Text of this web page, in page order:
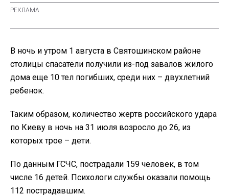
В ночь и утром 1 августа в Святошинском районе
столицы спасатели получили из-под завалов жилого
дома еще 10 тел погибших, среди них – двухлетний
ребенок.
Таким образом, количество жертв российского удара
по Киеву в ночь на 31 июля возросло до 26, из
которых трое – дети.
По данным ГСЧС, пострадали 159 человек, в том
числе 16 детей. Психологи службы оказали помощь
112 пострадавшим.